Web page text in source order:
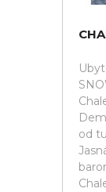
od